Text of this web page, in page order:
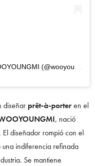
Una publicación compartida por WOOYOUNGMI (@wooyoungmiparisofficial)
diseñar prêt-à-porteren el
, nació
diseñador rompió con el
indiferencia refinada
Se mantiene